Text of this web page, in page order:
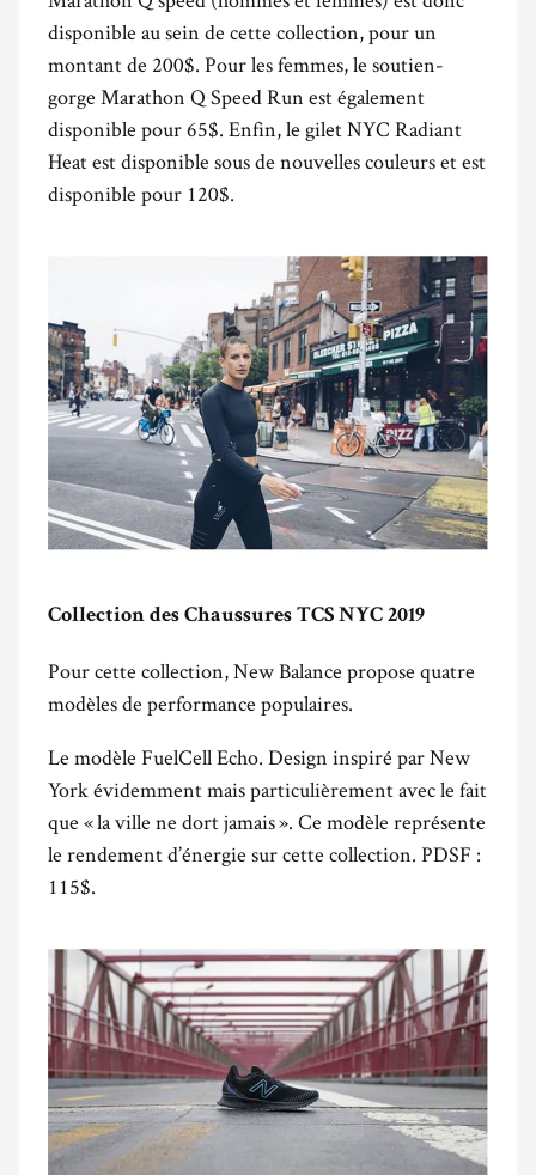
disponible au sein de cette collection, pour un
montant de 200$. Pour les femmes, le soutien-
gorge Marathon Q Speed Run est également
disponible pour 65$. Enfin, le gilet NYC Radiant
Heat est disponible sous de nouvelles couleurs et est
disponible pour 120$.
Collection des Chaussures TCS NYC 2019
Pour cette collection, New Balance propose quatre
modèles de performance populaires.
Le modèle FuelCell Echo. Design inspiré par New
York évidemment mais particulièrement avec le fait
que « la ville ne dort jamais ». Ce modèle représente
le rendement d’énergie sur cette collection. PDSF :
115$.